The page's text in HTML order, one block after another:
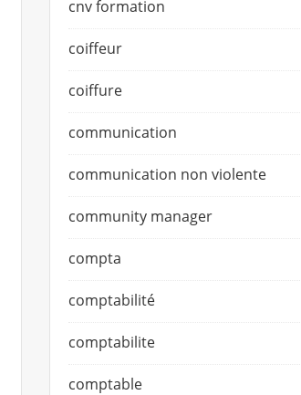
cnv formation
coiffeur
coiffure
communication
communication non violente
community manager
compta
comptabilité
comptabilite
comptable